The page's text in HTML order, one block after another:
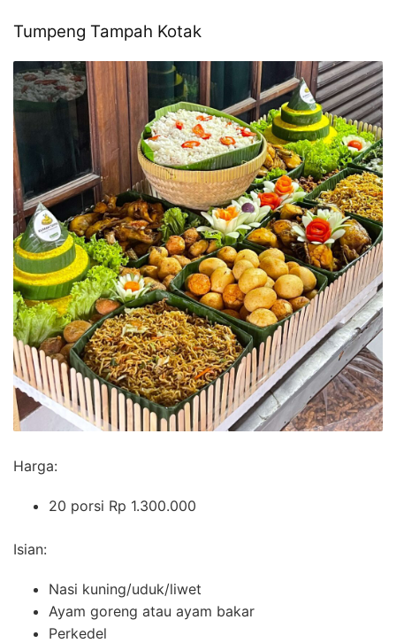
Tumpeng Tampah Kotak
Harga:
20 porsi Rp 1.300.000
Isian:
Nasi kuning/uduk/liwet
Ayam goreng atau ayam bakar
Perkedel